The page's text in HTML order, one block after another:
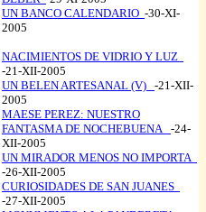
UN BANCO CALENDARIO -30-XI-
2005
NACIMIENTOS DE VIDRIO Y LUZ
-21-XII-2005
UN BELEN ARTESANAL (V) -21-XII-
2005
MAESE PEREZ: NUESTRO
FANTASMA DE NOCHEBUENA -24-
XII-2005
UN MIRADOR MENOS NO IMPORTA
-26-XII-2005
CURIOSIDADES DE SAN JUANES
-27-XII-2005